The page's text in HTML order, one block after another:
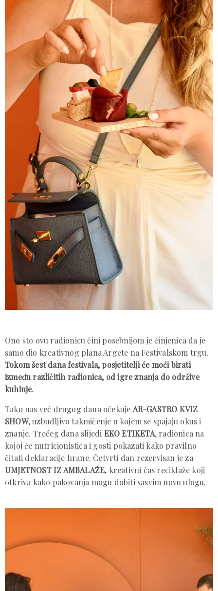
Ono što ovu radionicu čini posebnijom je činjenica da je
samo dio kreativnog plana Argete na Festivalskom trgu.
Tokom šest dana festivala, posjetitelji će moći birati
između različitih radionica, od igre znanja do održive
kuhinje.
Tako nas već drugog dana očekuje AR-GASTRO KVIZ
SHOW, uzbudljivo takmičenje u kojem se spajaju okus i
znanje. Trećeg dana slijedi EKO ETIKETA, radionica na
kojoj će nutricionistica i gosti pokazati kako pravilno
čitati deklaracije hrane. Četvrti dan rezervisan je za
UMJETNOST IZ AMBALAŽE, kreativni čas reciklaže koji
otkriva kako pakovanja mogu dobiti sasvim novu ulogu.